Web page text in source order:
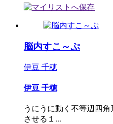
脳内すこ～ぷ
伊豆 千穂
伊豆 千穂
うにうに動く不等辺四
させる１...